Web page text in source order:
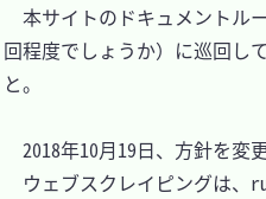
本サイトのドキュメントル
回程度でしょうか）に巡回し
と。
2018年10月19日、方針を変
ウェブスクレイピングは、